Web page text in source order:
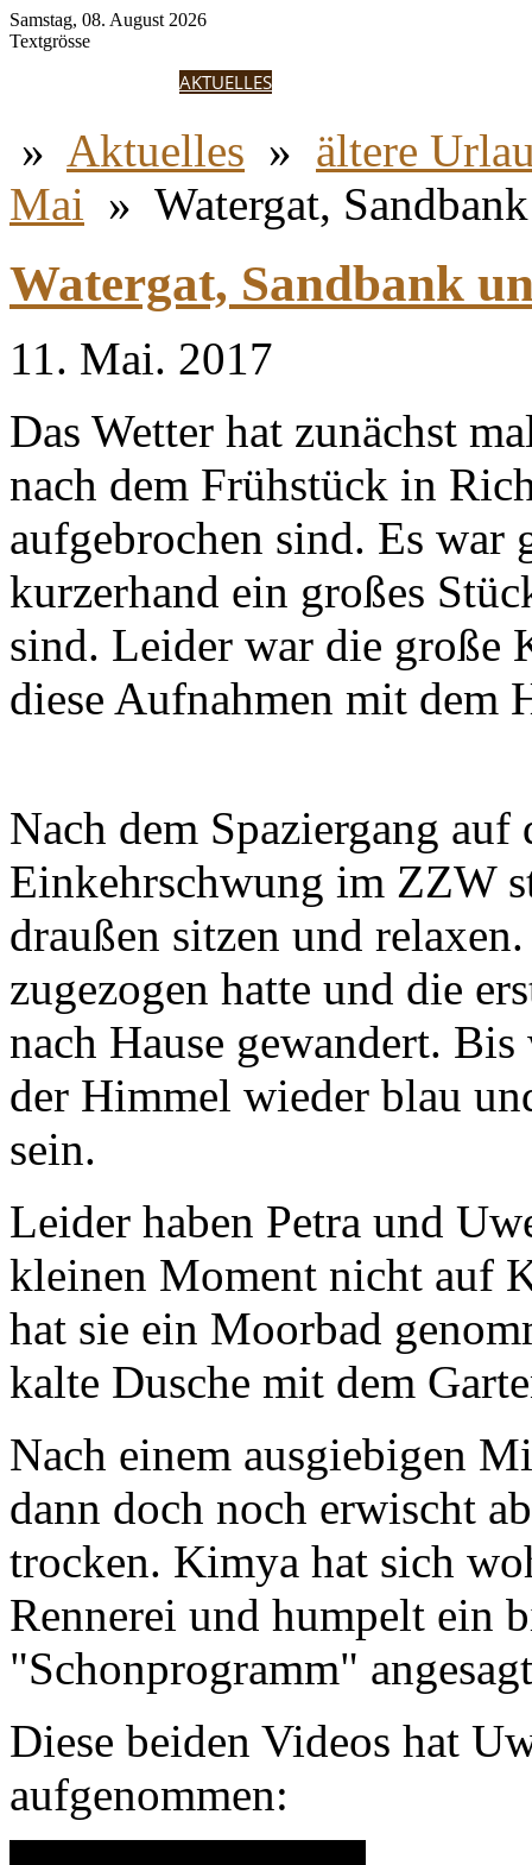
Samstag, 08. August 2026
Textgrösse
AKTUELLES
» Aktuelles » ältere
Mai » Watergat,
Watergat, Sandbank
11. Mai. 2017
Das Wetter hat zunächst
nach dem Frühstück in
aufgebrochen sind. Es war
kurzerhand ein großes
sind. Leider war die große
diese Aufnahmen mit dem
Nach dem Spaziergang
Einkehrschwung im ZZW
draußen sitzen und
zugezogen hatte und die
nach Hause gewandert.
der Himmel wieder blau
sein.
Leider haben Petra und
kleinen Moment nicht auf
hat sie ein Moorbad
kalte Dusche mit dem
Nach einem ausgiebigen
dann doch noch erwischt
trocken. Kimya hat sich
Rennerei und humpelt ein
"Schonprogramm"
Diese beiden Videos hat
aufgenommen: